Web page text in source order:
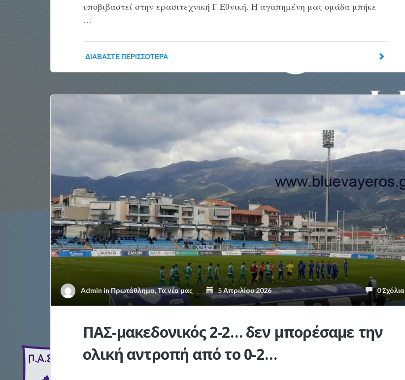
υποβιβαστεί στην ερασιτεχνική Γ Εθνική. Η αγαπημένη μας ομάδα μπήκε
…
ΔΙΑΒΆΣΤΕ ΠΕΡΙΣΣΌΤΕΡΑ
AdmininΠρωτάθλημα,Τα νέα μας 5 Απριλίου 2026 0 Σχόλια
ΠΑΣ-μακεδονικός 2-2… δεν μπορέσαμε την
ολική αντροπή από το 0-2…